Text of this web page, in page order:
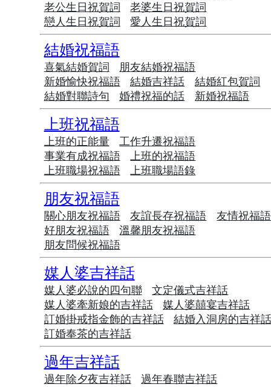
老公生日祝賀詞
老婆生日祝賀詞
戀人生日祝賀詞
愛人生日祝賀詞
結婚祝福語
喜氣結婚賀詞
朋友結婚祝福語
新婚愉快祝福語
結婚吉祥話
結婚紅包賀詞
結婚對聯詩句
婚禮祝福的話 新婚祝福語
上班祝福語
上班的正能量
工作升遷祝福語
事業有成祝福語
上班的祝福語
上班職場祝福語
上班職場語錄
朋友祝福語
關心朋友祝福語 友誼長存祝福語
友情祝福語
好朋友祝福語
溫馨朋友祝福語
朋友問候祝福語
媒人婆吉祥話
媒人婆必說的四句聯
文定儀式吉祥話
媒人婆牽新娘的吉祥話
媒人婆囍宴吉祥話
訂婚掛戒指金飾的吉祥話
結婚入洞房的吉祥
訂婚奉茶的吉祥話
過年吉祥話
過年除夕夜吉祥話
過年春聯吉祥話